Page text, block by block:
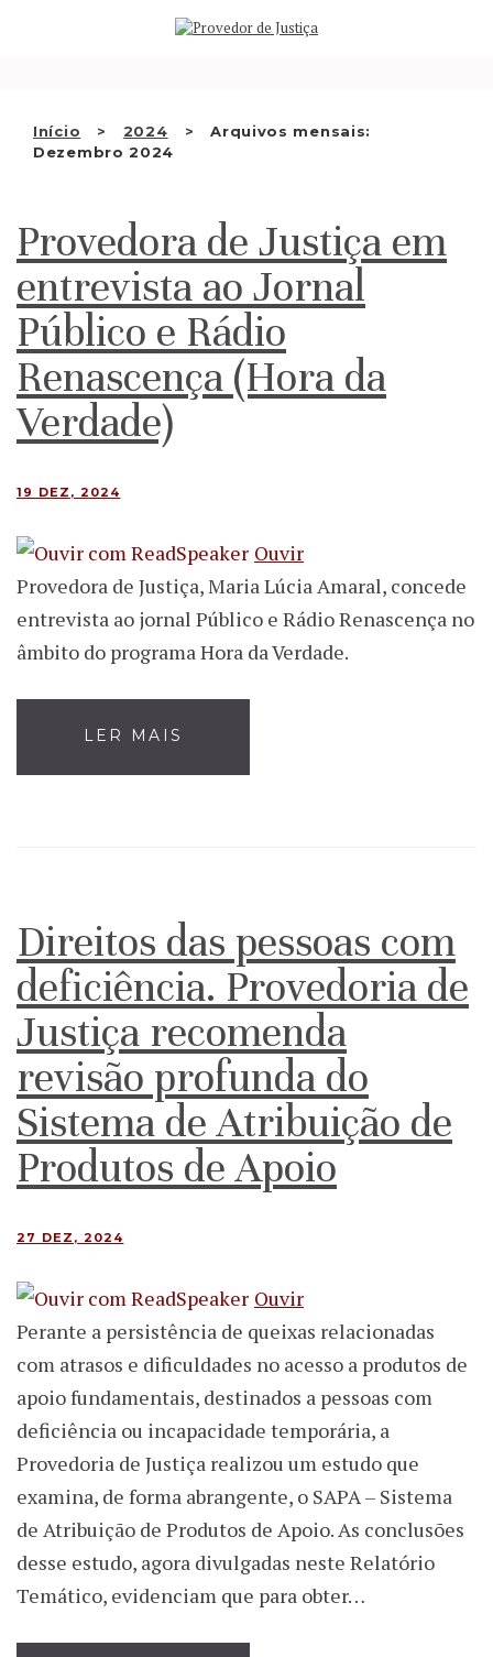
Início 2024
Arquivos mensais:
Dezembro 2024
QUEM SOMOS
RECOMENDAÇÕES E OUTRAS
DECISÕES
APRESENTAR QUEIXA
PT
Provedora de Justiça em
entrevista ao Jornal
Público e Rádio
Renascença (Hora da
Verdade)
19 DEZ, 2024
Ouvir
Provedora de Justiça, Maria Lúcia Amaral, concede
entrevista ao jornal Público e Rádio Renascença no
âmbito do programa Hora da Verdade.
LER MAIS
Direitos das pessoas com
deficiência. Provedoria de
Justiça recomenda
revisão profunda do
Sistema de Atribuição de
Produtos de Apoio
27 DEZ, 2024
Ouvir
Perante a persistência de queixas relacionadas
com atrasos e dificuldades no acesso a produtos de
apoio fundamentais, destinados a pessoas com
deficiência ou incapacidade temporária, a
Provedoria de Justiça realizou um estudo que
examina, de forma abrangente, o SAPA – Sistema
de Atribuição de Produtos de Apoio. As conclusões
desse estudo, agora divulgadas neste Relatório
Temático, evidenciam que para obter…